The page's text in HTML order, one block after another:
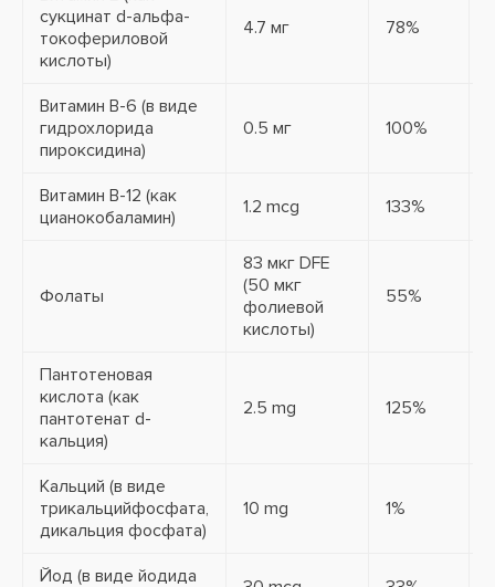
сукцинат d-альфа-
токофериловой
кислоты)
4.7 мг 78%
Витамин B-6 (в виде
гидрохлорида
пироксидина)
0.5 мг 100%
Витамин B-12 (как
цианокобаламин)
1.2 mcg 133%
Фолаты
83 мкг DFE
(50 мкг
фолиевой
кислоты)
55%
Пантотеновая
кислота (как
пантотенат d-
кальция)
2.5 mg 125%
Кальций (в виде
трикальцийфосфата,
дикальция фосфата)
10 mg 1%
Йод (в виде йодида